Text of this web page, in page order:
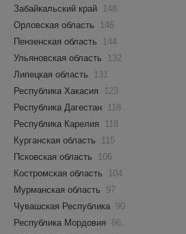
Забайкальский край 148
Орловская область
146
Пензенская область
144
Ульяновская область
132
Липецкая область
131
Республика Хакасия
123
Республика Дагестан 118
Республика Карелия
118
Курганская область
115
Псковская область
106
Костромская область
104
Мурманская область
97
Чувашская Республика 90
Республика Мордовия
86